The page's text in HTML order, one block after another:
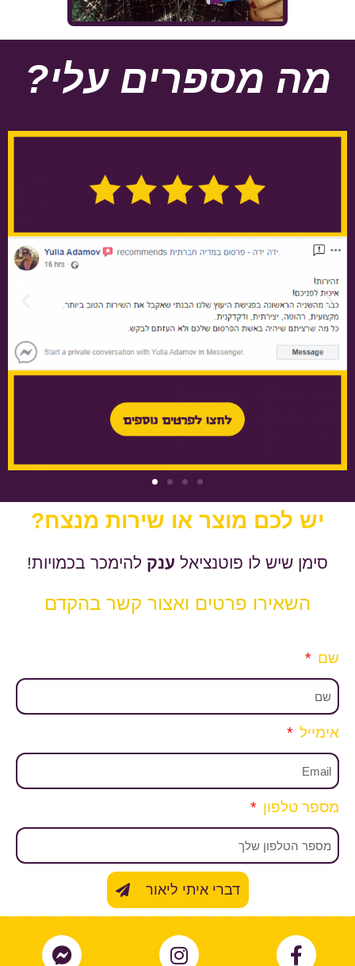
מה מספרים עלי?
יש לכם מוצר או שירות מנצח?
סימן שיש לו פוטנציאל ענק להימכר בכמויות!
השאירו פרטים ואצור קשר בהקדם
שם
אימייל
מספר טלפון
דברי איתי ליאור